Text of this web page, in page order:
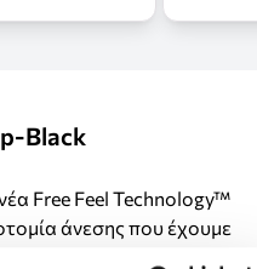
Black
Free Feel Technology™
άνεσης που έχουμε
ευέλικτο επάνω μέρος